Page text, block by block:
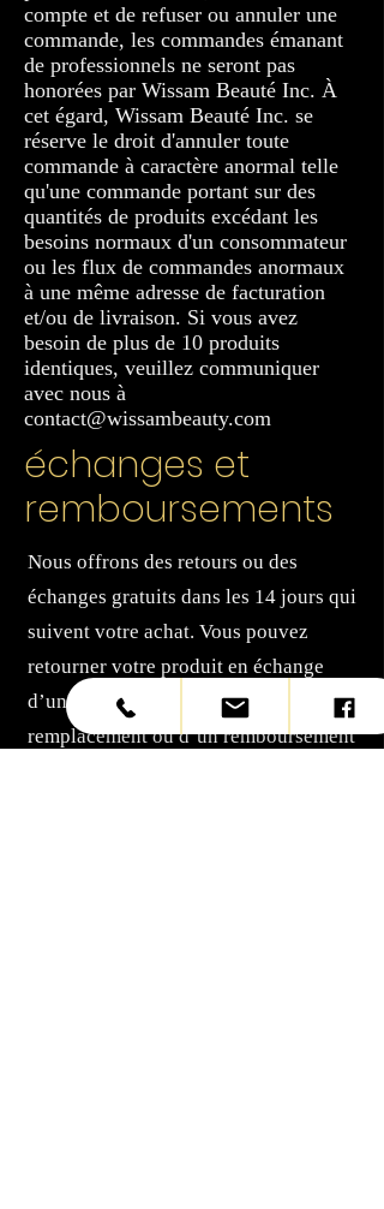
compte et de refuser ou annuler une
commande, les commandes émanant
de professionnels ne seront pas
honorées par Wissam Beauté Inc. À
cet égard, Wissam Beauté Inc. se
réserve le droit d'annuler toute
commande à caractère anormal telle
qu'une commande portant sur des
quantités de produits excédant les
besoins normaux d'un consommateur
ou les flux de commandes anormaux
à une même adresse de facturation
et/ou de livraison. Si vous avez
besoin de plus de 10 produits
identiques, veuillez communiquer
avec nous à
contact@wissambeauty.com
échanges et
remboursements
Nous offrons des retours ou des
échanges gratuits dans les 14 jours qui
suivent votre achat. Vous pouvez
retourner votre produit en échange
d’un avoir, d’un produit de
remplacement ou d’un remboursement